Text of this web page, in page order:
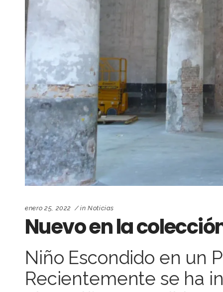
enero 25, 2022 in Noticias
Nuevo en la
Niño Escondido en un
Recientemente se ha